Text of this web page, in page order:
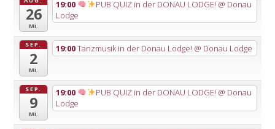
26
Mi.
19:00 PUB QUIZ in der DONAU LODGE! @ Donau
Lodge
SEP.
2
Mi.
19:00Tanzmusik in der Donau Lodge! @ Donau Lodge
SEP.
9
Mi.
19:00 PUB QUIZ in der DONAU LODGE! @ Donau
Lodge